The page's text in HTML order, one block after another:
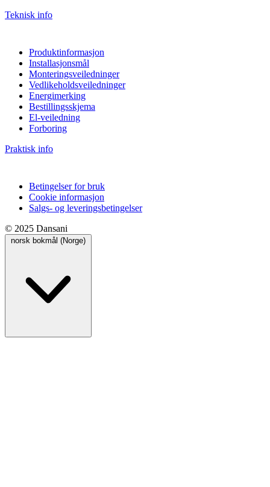
Teknisk info
Produktinformasjon
Installasjonsmål
Monteringsveiledninger
Vedlikeholdsveiledninger
Energimerking
Bestillingsskjema
El-veiledning
Forboring
Praktisk info
Betingelser for bruk
Cookie informasjon
Salgs- og leveringsbetingelser
© 2025 Dansani
norsk bokmål (Norge)